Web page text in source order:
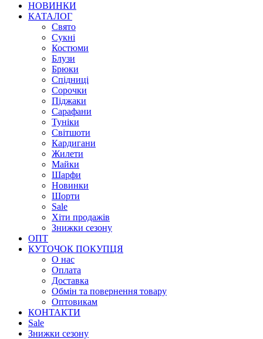
НОВИНКИ
КАТАЛОГ
Свято
Сукні
Костюми
Блузи
Брюки
Спідниці
Сорочки
Піджаки
Сарафани
Туніки
Світшоти
Кардигани
Жилети
Майки
Шарфи
Новинки
Шорти
Sale
Хіти продажів
Знижки сезону
ОПТ
КУТОЧОК ПОКУПЦЯ
О нас
Оплата
Доставка
Обмін та повернення товару
Оптовикам
КОНТАКТИ
Sale
Знижки сезону